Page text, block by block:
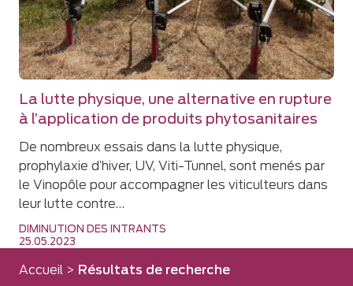
La lutte physique, une alternative en rupture
à l’application de produits phytosanitaires
DIMINUTION DES INTRANTS
25.05.2023
De nombreux essais dans la lutte physique,
prophylaxie d’hiver, UV, Viti-Tunnel, sont menés par
le Vinopôle pour accompagner les viticulteurs dans
leur lutte contre…
Accueil > Résultats de recherche